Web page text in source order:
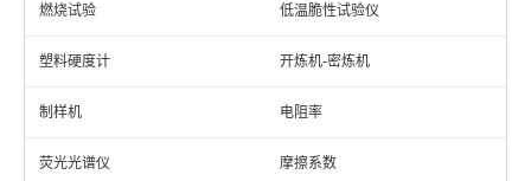
燃烧试验 低温脆性试验仪
塑料硬度计 开炼机-密炼机
制样机 电阻率
荧光光谱仪 摩擦系数